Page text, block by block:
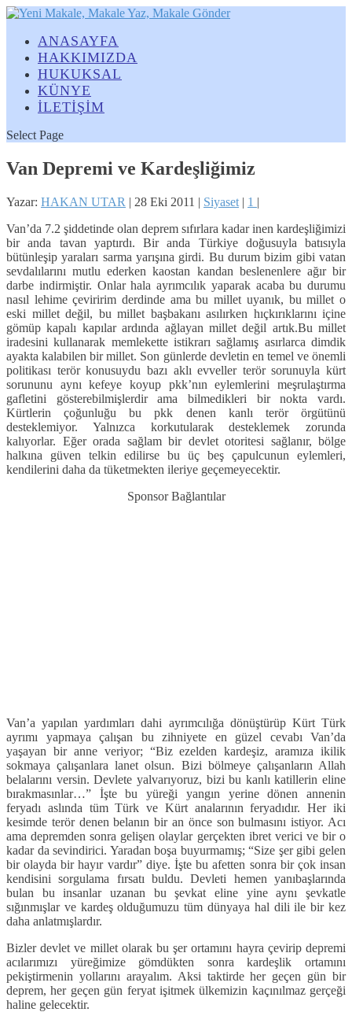
ANASAYFA
HAKKIMIZDA
HUKUKSAL
KÜNYE
İLETİŞİM
Select Page
Van Depremi ve Kardeşliğimiz
Yazar: HAKAN UTAR | 28 Eki 2011 | Siyaset | 1 |
Van’da 7.2 şiddetinde olan deprem sıfırlara kadar inen kardeşliğimizi
bir anda tavan yaptırdı. Bir anda Türkiye doğusuyla batısıyla
bütünleşip yaraları sarma yarışına girdi. Bu durum bizim gibi vatan
sevdalılarını mutlu ederken kaostan kandan beslenenlere ağır bir
darbe indirmiştir. Onlar hala ayrımcılık yaparak acaba bu durumu
nasıl lehime çeviririm derdinde ama bu millet uyanık, bu millet o
eski millet değil, bu millet başbakanı asılırken hıçkırıklarını içine
gömüp kapalı kapılar ardında ağlayan millet değil artık.Bu millet
iradesini kullanarak memlekette istikrarı sağlamış asırlarca dimdik
ayakta kalabilen bir millet. Son günlerde devletin en temel ve önemli
politikası terör konusuydu bazı aklı evveller terör sorunuyla kürt
sorununu aynı kefeye koyup pkk’nın eylemlerini meşrulaştırma
gafletini gösterebilmişlerdir ama bilmedikleri bir nokta vardı.
Kürtlerin çoğunluğu bu pkk denen kanlı terör örgütünü
desteklemiyor. Yalnızca korkutularak desteklemek zorunda
kalıyorlar. Eğer orada sağlam bir devlet otoritesi sağlanır, bölge
halkına güven telkin edilirse bu üç beş çapulcunun eylemleri,
kendilerini daha da tüketmekten ileriye geçemeyecektir.
Sponsor Bağlantılar
Van’a yapılan yardımları dahi ayrımcılığa dönüştürüp Kürt Türk
ayrımı yapmaya çalışan bu zihniyete en güzel cevabı Van’da
yaşayan bir anne veriyor; “Biz ezelden kardeşiz, aramıza ikilik
sokmaya çalışanlara lanet olsun. Bizi bölmeye çalışanların Allah
belalarını versin. Devlete yalvarıyoruz, bizi bu kanlı katillerin eline
bırakmasınlar…” İşte bu yüreği yangın yerine dönen annenin
feryadı aslında tüm Türk ve Kürt analarının feryadıdır. Her iki
kesimde terör denen belanın bir an önce son bulmasını istiyor. Acı
ama depremden sonra gelişen olaylar gerçekten ibret verici ve bir o
kadar da sevindirici. Yaradan boşa buyurmamış; “Size şer gibi gelen
bir olayda bir hayır vardır” diye. İşte bu afetten sonra bir çok insan
kendisini sorgulama fırsatı buldu. Devleti hemen yanıbaşlarında
bulan bu insanlar uzanan bu şevkat eline yine aynı şevkatle
sığınmışlar ve kardeş olduğumuzu tüm dünyaya hal dili ile bir kez
daha anlatmışlardır.
Bizler devlet ve millet olarak bu şer ortamını hayra çevirip depremi
acılarımızı yüreğimize gömdükten sonra kardeşlik ortamını
pekiştirmenin yollarını arayalım. Aksi taktirde her geçen gün bir
deprem, her geçen gün feryat işitmek ülkemizin kaçınılmaz gerçeği
haline gelecektir.